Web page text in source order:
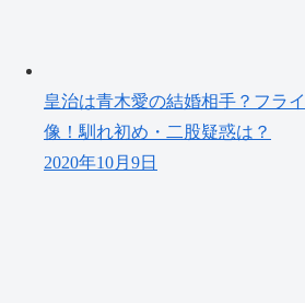
皇治は青木愛の結婚相手？フラ
像！馴れ初め・二股疑惑は？
2020年10月9日